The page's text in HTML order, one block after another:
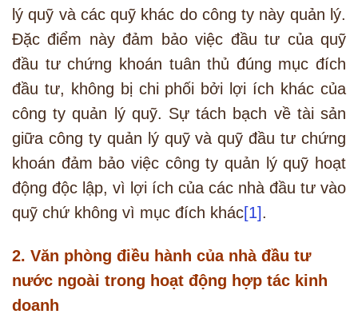
lý quỹ và các quỹ khác do công ty này quản lý.
Đặc điểm này đảm bảo việc đầu tư của quỹ
đầu tư chứng khoán tuân thủ đúng mục đích
đầu tư, không bị chi phối bởi lợi ích khác của
công ty quản lý quỹ. Sự tách bạch về tài sản
giữa công ty quản lý quỹ và quỹ đầu tư chứng
khoán đảm bảo việc công ty quản lý quỹ hoạt
động độc lập, vì lợi ích của các nhà đầu tư vào
quỹ chứ không vì mục đích khác[1].
2. Văn phòng điều hành của nhà đầu tư
nước ngoài trong hoạt động hợp tác kinh
doanh